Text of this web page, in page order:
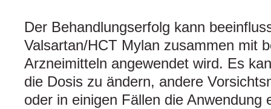
Der Behandlungserfolg kann
Valsartan/HCT Mylan zusammen mit
Arzneimitteln angewendet wird. Es
die Dosis zu ändern, andere
oder in einigen Fällen die Anwendung